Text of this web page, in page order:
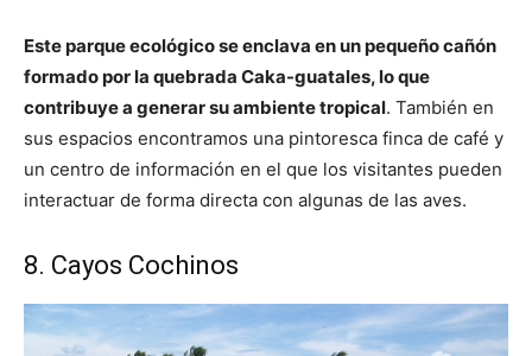
Este parque ecológico se enclava en un pequeño cañón
formado por la quebrada Caka-guatales, lo que
contribuye a generar su ambiente tropical. También en
sus espacios encontramos una pintoresca finca de café y
un centro de información en el que los visitantes pueden
interactuar de forma directa con algunas de las aves.
8. Cayos Cochinos